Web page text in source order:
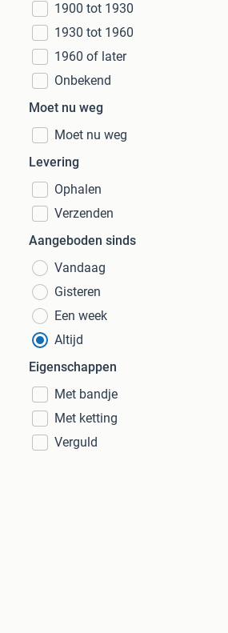
1900 tot 1930
1930 tot 1960
1960 of later
Onbekend
Moet nu weg
Moet nu weg
Levering
Ophalen
Verzenden
Aangeboden sinds
Vandaag
Gisteren
Een week
Altijd
Eigenschappen
Met bandje
Met ketting
Verguld